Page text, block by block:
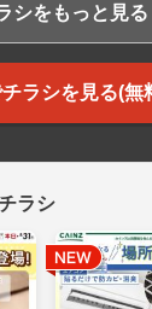
シをもっと見る
ラシを見る(無
ラシ